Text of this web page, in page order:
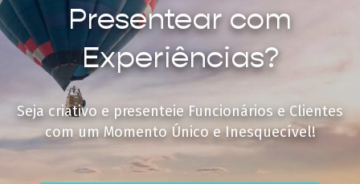
Presentear com
Experiências?
Seja criativo e presenteie Funcionários e Clientes
com um Momento Único e Inesquecível!